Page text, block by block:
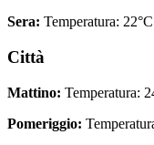
Sera: Temperatura:
Città
Mattino: Temperatura:
Pomeriggio: